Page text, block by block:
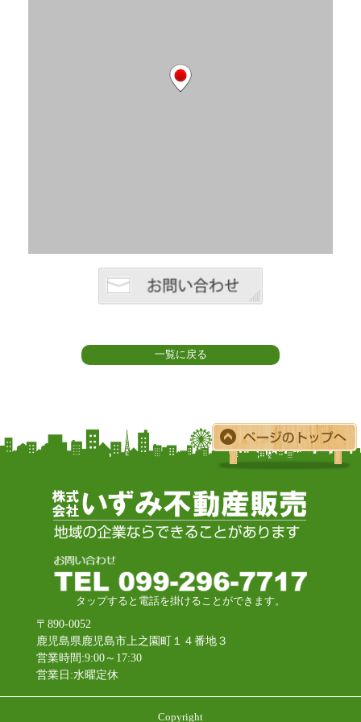
一覧に戻る
タップすると電話を掛けることができます。
〒890-0052
鹿児島県鹿児島市上之園町１４番地３
営業時間:9:00～17:30
営業日:水曜定休
Copyright